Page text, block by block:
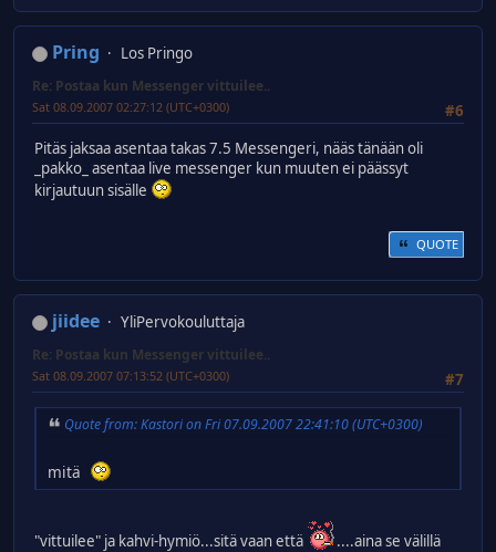
Pring Los Pringo
Re: Postaa kun Messenger vittuilee..
#6
Sat 08.09.2007 02:27:12 (UTC+0300)
Pitäs jaksaa asentaa takas 7.5 Messengeri, nääs tänään oli
_pakko_ asentaa live messenger kun muuten ei päässyt
kirjautuun sisälle
QUOTE
jiidee YliPervokouluttaja
Re: Postaa kun Messenger vittuilee..
#7
Sat 08.09.2007 07:13:52 (UTC+0300)
Quote from: Kastori on Fri 07.09.2007 22:41:10 (UTC+0300)
mitä
"vittuilee" ja kahvi-hymiö...sitä vaan että
....aina se välillä